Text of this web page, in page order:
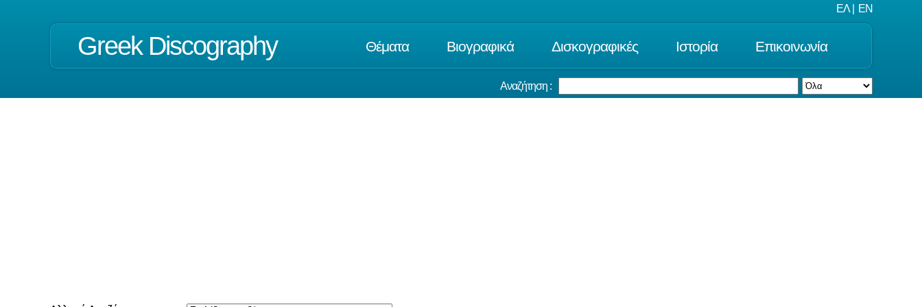
ΕΛ EN
Greek Discography Θέματα Βιογραφικά Δισκογραφικές Ιστορία Επικοινωνία
Αναζήτηση :